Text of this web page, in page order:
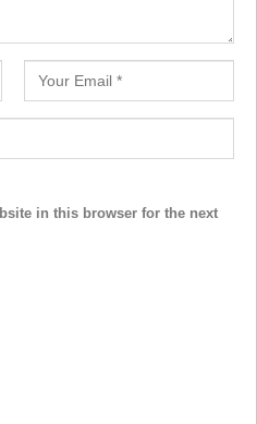
in this browser for the next